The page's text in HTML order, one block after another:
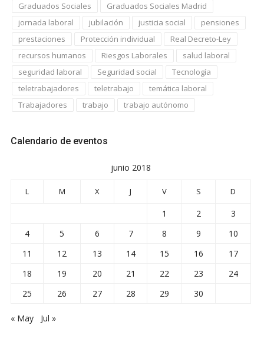
Graduados Sociales
Graduados Sociales Madrid
jornada laboral
jubilación justicia social
pensiones
prestaciones
Protección individual
Real Decreto-Ley
recursos humanos
Riesgos Laborales
salud laboral
seguridad laboral
Seguridad social
Tecnología
teletrabajadores
teletrabajo
temática laboral
Trabajadores
trabajo trabajo autónomo
Calendario de eventos
junio 2018
L M X J V S D
1 2
3
4
5 6 7 8 9
10
11
12 13 14 15 16
17
18
19 20 21 22 23
24
25
26 27 28 29 30
« May Jul »